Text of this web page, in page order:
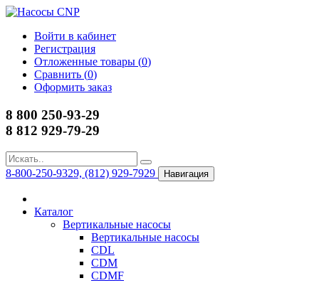
Войти в кабинет
Регистрация
Отложенные товары (0)
Сравнить (0)
Оформить заказ
8 800 250-93-29
8 812 929-79-29
8-800-250-9329, (812) 929-7929 Навигация
Каталог
Вертикальные насосы
Вертикальные насосы
CDL
CDM
CDMF